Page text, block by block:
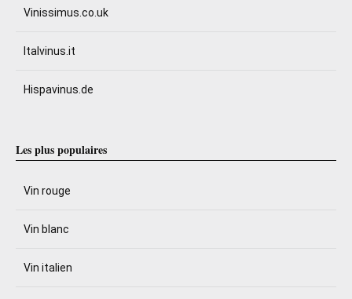
Vinissimus.co.uk
Italvinus.it
Hispavinus.de
Les plus populaires
Vin rouge
Vin blanc
Vin italien